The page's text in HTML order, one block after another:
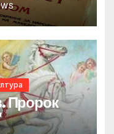
Пророк